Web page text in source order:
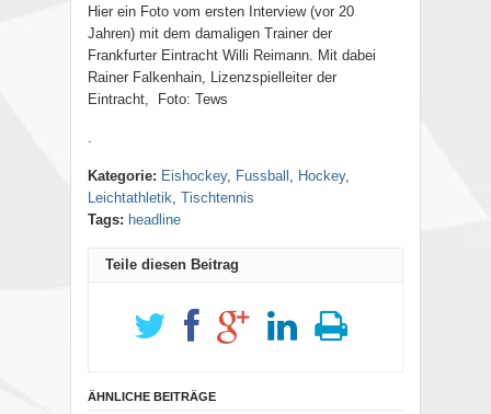
Hier ein Foto vom ersten Interview (vor 20
Jahren) mit dem damaligen Trainer der
Frankfurter Eintracht Willi Reimann. Mit dabei
Rainer Falkenhain, Lizenzspielleiter der
Eintracht, Foto: Tews
.
Kategorie: Eishockey, Fussball , Hockey,
Leichtathletik, Tischtennis
Tags: headline
Teile diesen Beitrag
ÄHNLICHE BEITRÄGE